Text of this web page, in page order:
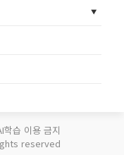
습 이용 금지
reserved